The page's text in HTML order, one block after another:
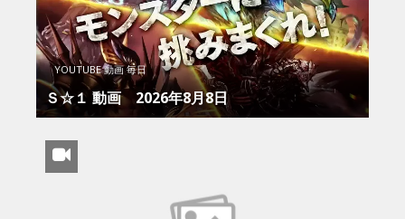
YOUTUBE 動画 毎日
Ｓ☆１ 動画 2026年8月8日